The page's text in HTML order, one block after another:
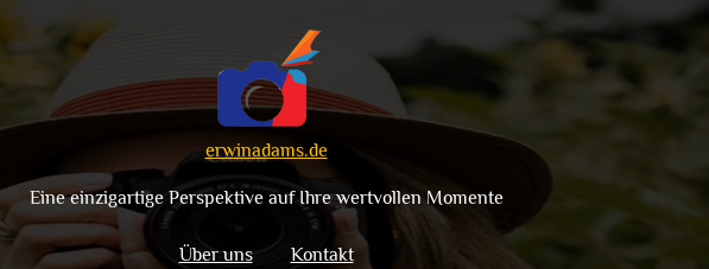
erwinadams.de
Eine einzigartige Perspektive auf Ihre wertvollen Momente
Über uns Kontakt